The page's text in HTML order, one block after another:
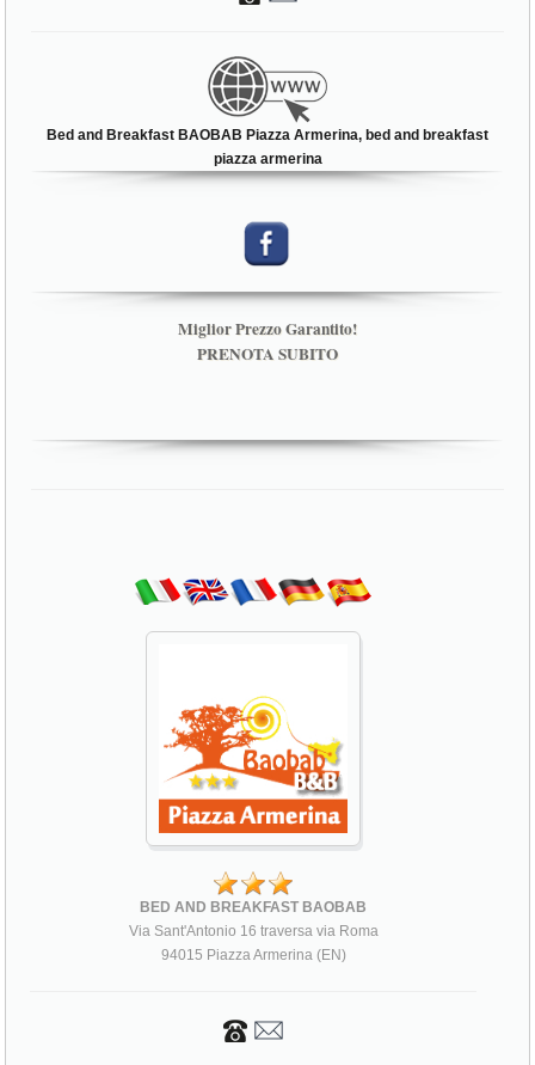
Bed and Breakfast BAOBAB Piazza Armerina, bed and breakfast
piazza armerina
Miglior Prezzo Garantito!
PRENOTA SUBITO
BED AND BREAKFAST BAOBAB
Via Sant'Antonio 16 traversa via Roma
94015 Piazza Armerina (EN)